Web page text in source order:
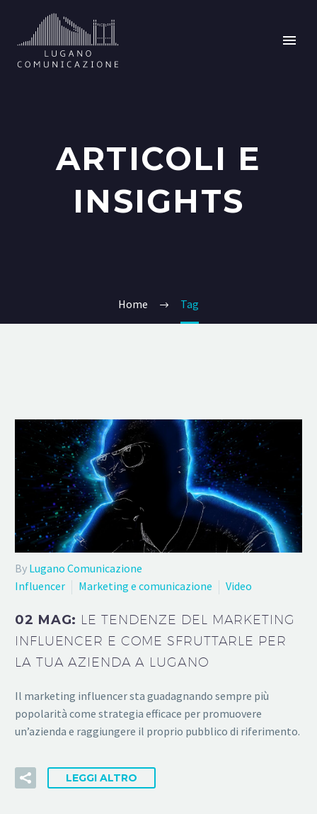
ARTICOLI E
INSIGHTS
Home Tag
By Lugano Comunicazione
Influencer
Marketing e comunicazione Video
02 MAG: LE TENDENZE DEL MARKETING
INFLUENCER E COME SFRUTTARLE PER
LA TUA AZIENDA A LUGANO
Il marketing influencer sta guadagnando sempre più
popolarità come strategia efficace per promuovere
un’azienda e raggiungere il proprio pubblico di riferimento.
LEGGI ALTRO